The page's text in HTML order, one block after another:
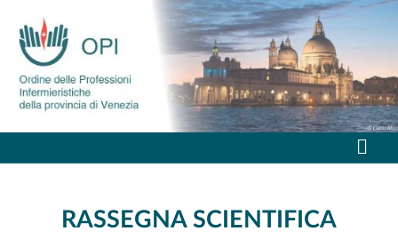
RASSEGNA SCIENTIFICA